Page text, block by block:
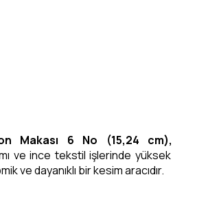
Makası 6 No (15,24 cm),
ve ince tekstil işlerinde yüksek
ve dayanıklı bir kesim aracıdır.